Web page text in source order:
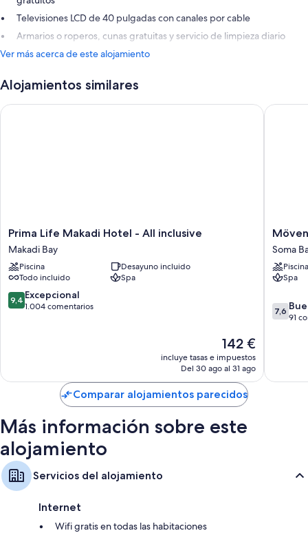
Televisiones LCD de 40 pulgadas con canales por cable
Armarios o roperos, cunas gratuitas y servicio de limpieza diario
Ver más acerca de este alojamiento
Alojamientos similares
Prima
Life
Makadi
Hotel
-
All
inclusive
Prima Life Makadi Hotel - All inclusive
Makadi Bay
Piscina
Desayuno incluido
Todo incluido
Spa
9.4
sobre
9,4 Excepcional
1.004 comentarios
El
precio
actual
de
142 €
142 €
incluye tasas e impuestos
Del 30 ago al 31 ago
Prima Life Makadi Hotel - All inclusive
Resort
&
Spa
Bay
Soma
Soma
Piscina
Spa
7.6
sobre
7,6
91
Comparar alojamientos parecidos
Más información sobre este
alojamiento
Servicios del alojamiento
Internet
Wifi gratis en todas las habitaciones